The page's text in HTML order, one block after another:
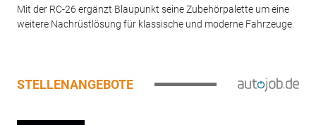
Mit der RC-26 ergänzt Blaupunkt seine Zubehörpalette um eine
weitere Nachrüstlösung für klassische und moderne Fahrzeuge.
STELLENANGEBOTE